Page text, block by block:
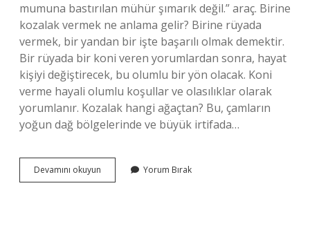
mumuna bastırılan mühür şımarık değil.” araç. Birine
kozalak vermek ne anlama gelir? Birine rüyada
vermek, bir yandan bir işte başarılı olmak demektir.
Bir rüyada bir koni veren yorumlardan sonra, hayat
kişiyi değiştirecek, bu olumlu bir yön olacak. Koni
verme hayali olumlu koşullar ve olasılıklar olarak
yorumlanır. Kozalak hangi ağaçtan? Bu, çamların
yoğun dağ bölgelerinde ve büyük irtifada…
Devamını okuyun
Ismi
Yorum Bırak